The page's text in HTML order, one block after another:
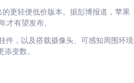
更轻便低价版本。据彭博报道，苹果
有望发布。
件，以及搭载摄像头、可感知周围环境
变数。